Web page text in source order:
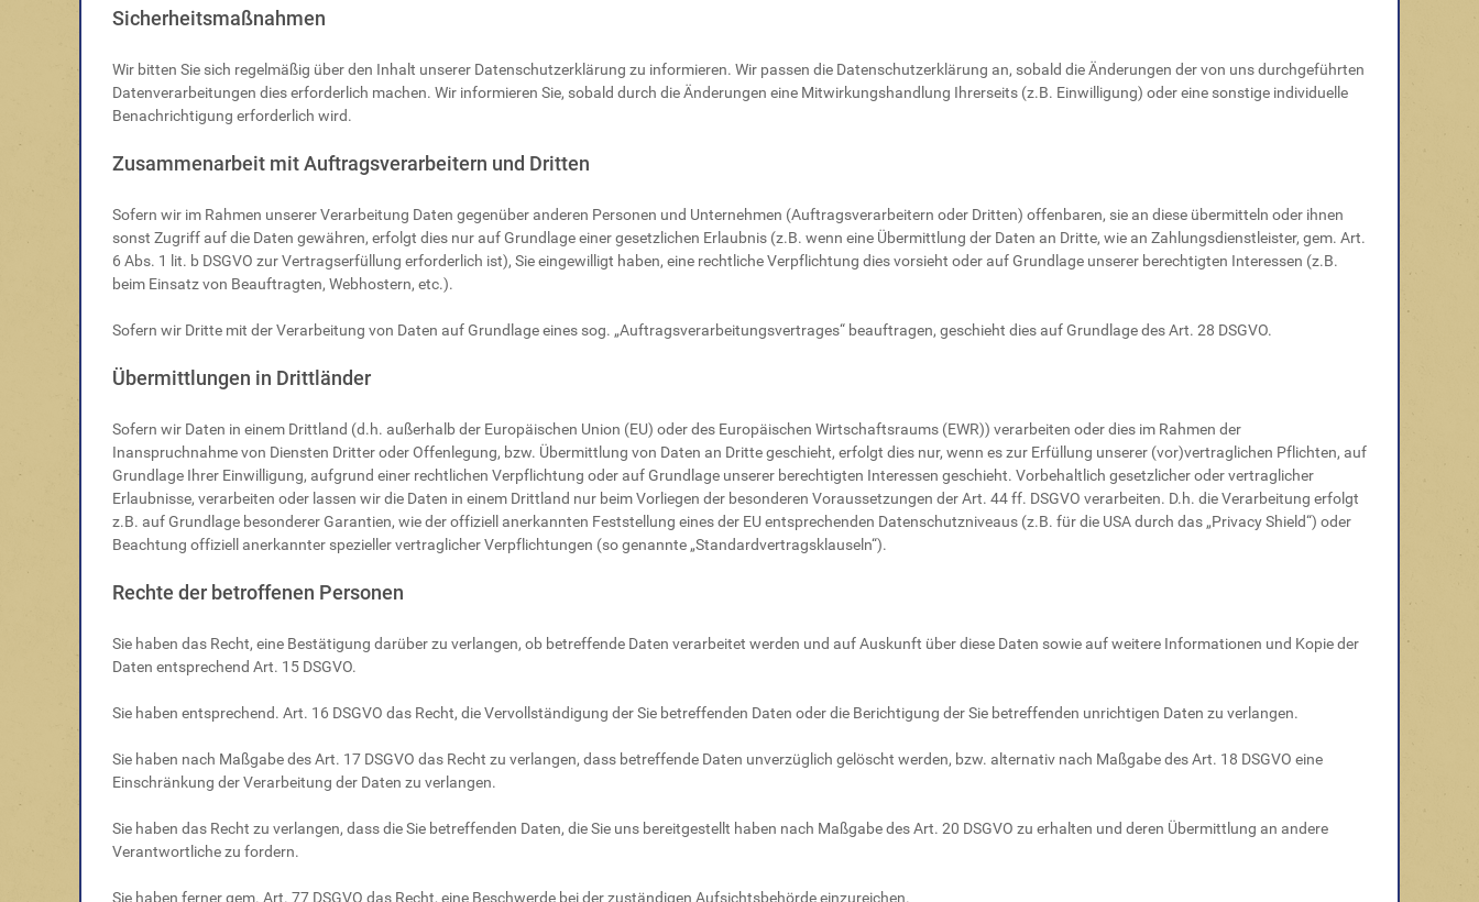
Sicherheitsmaßnahmen
Wir bitten Sie sich regelmäßig über den Inhalt unserer Datenschutzerklärung zu informieren. Wir passen die Datenschutzerklärung an, sobald die Änderungen der von uns durchgeführten
Datenverarbeitungen dies erforderlich machen. Wir informieren Sie, sobald durch die Änderungen eine Mitwirkungshandlung Ihrerseits (z.B. Einwilligung) oder eine sonstige individuelle
Benachrichtigung erforderlich wird.
Zusammenarbeit mit Auftragsverarbeitern und Dritten
Sofern wir im Rahmen unserer Verarbeitung Daten gegenüber anderen Personen und Unternehmen (Auftragsverarbeitern oder Dritten) offenbaren, sie an diese übermitteln oder ihnen
sonst Zugriff auf die Daten gewähren, erfolgt dies nur auf Grundlage einer gesetzlichen Erlaubnis (z.B. wenn eine Übermittlung der Daten an Dritte, wie an Zahlungsdienstleister, gem. Art.
6 Abs. 1 lit. b DSGVO zur Vertragserfüllung erforderlich ist), Sie eingewilligt haben, eine rechtliche Verpflichtung dies vorsieht oder auf Grundlage unserer berechtigten Interessen (z.B.
beim Einsatz von Beauftragten, Webhostern, etc.).
Sofern wir Dritte mit der Verarbeitung von Daten auf Grundlage eines sog. „Auftragsverarbeitungsvertrages“ beauftragen, geschieht dies auf Grundlage des Art. 28 DSGVO.
Übermittlungen in Drittländer
Sofern wir Daten in einem Drittland (d.h. außerhalb der Europäischen Union (EU) oder des Europäischen Wirtschaftsraums (EWR)) verarbeiten oder dies im Rahmen der
Inanspruchnahme von Diensten Dritter oder Offenlegung, bzw. Übermittlung von Daten an Dritte geschieht, erfolgt dies nur, wenn es zur Erfüllung unserer (vor)vertraglichen Pflichten, auf
Grundlage Ihrer Einwilligung, aufgrund einer rechtlichen Verpflichtung oder auf Grundlage unserer berechtigten Interessen geschieht. Vorbehaltlich gesetzlicher oder vertraglicher
Erlaubnisse, verarbeiten oder lassen wir die Daten in einem Drittland nur beim Vorliegen der besonderen Voraussetzungen der Art. 44 ff. DSGVO verarbeiten. D.h. die Verarbeitung erfolgt
z.B. auf Grundlage besonderer Garantien, wie der offiziell anerkannten Feststellung eines der EU entsprechenden Datenschutzniveaus (z.B. für die USA durch das „Privacy Shield“) oder
Beachtung offiziell anerkannter spezieller vertraglicher Verpflichtungen (so genannte „Standardvertragsklauseln“).
Rechte der betroffenen Personen
Sie haben das Recht, eine Bestätigung darüber zu verlangen, ob betreffende Daten verarbeitet werden und auf Auskunft über diese Daten sowie auf weitere Informationen und Kopie der
Daten entsprechend Art. 15 DSGVO.
Sie haben entsprechend. Art. 16 DSGVO das Recht, die Vervollständigung der Sie betreffenden Daten oder die Berichtigung der Sie betreffenden unrichtigen Daten zu verlangen.
Sie haben nach Maßgabe des Art. 17 DSGVO das Recht zu verlangen, dass betreffende Daten unverzüglich gelöscht werden, bzw. alternativ nach Maßgabe des Art. 18 DSGVO eine
Einschränkung der Verarbeitung der Daten zu verlangen.
Sie haben das Recht zu verlangen, dass die Sie betreffenden Daten, die Sie uns bereitgestellt haben nach Maßgabe des Art. 20 DSGVO zu erhalten und deren Übermittlung an andere
Verantwortliche zu fordern.